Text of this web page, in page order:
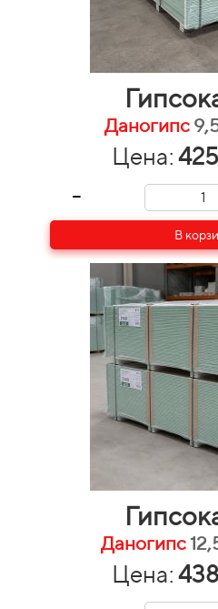
Даногипс
Цена:425
В
Даногипс
Цена:438